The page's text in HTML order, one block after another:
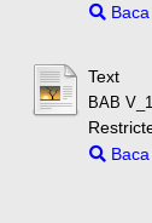
Text
BAB